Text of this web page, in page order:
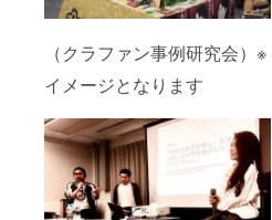
（クラファン事例研究会）※
イメージとなります